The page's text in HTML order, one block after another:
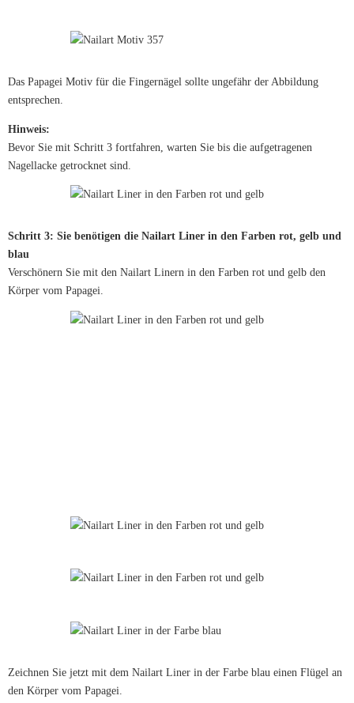
Das Papagei Motiv für die Fingernägel sollte ungefähr der Abbildung
entsprechen.
Hinweis:
Bevor Sie mit Schritt 3 fortfahren, warten Sie bis die aufgetragenen
Nagellacke getrocknet sind.
Schritt 3: Sie benötigen die Nailart Liner in den Farben rot, gelb und
blau
Verschönern Sie mit den Nailart Linern in den Farben rot und gelb den
Körper vom Papagei.
Zeichnen Sie jetzt mit dem Nailart Liner in der Farbe blau einen Flügel an
den Körper vom Papagei.